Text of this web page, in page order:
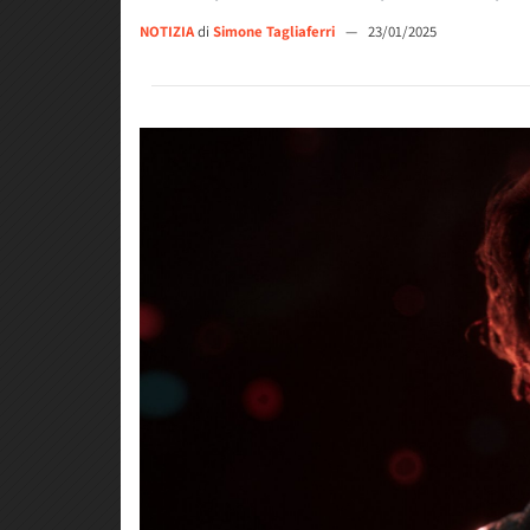
NOTIZIAdi Simone Tagliaferri — 23/01/2025